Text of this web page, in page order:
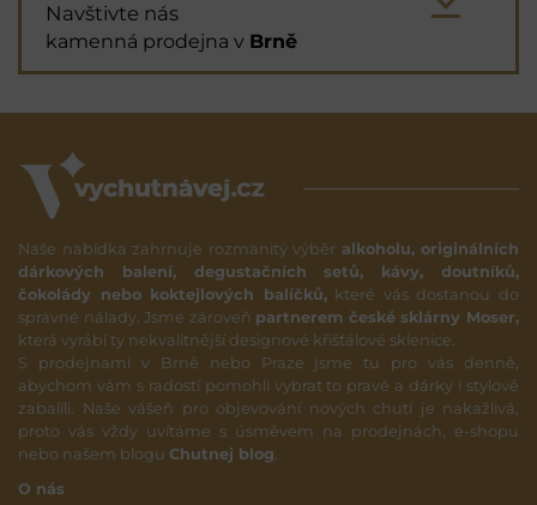
Navštivte nás
kamenná prodejna v Brně
Naše nabídka zahrnuje rozmanitý výběr alkoholu, originálních
dárkových balení, degustačních setů, kávy, doutníků,
čokolády nebo koktejlových balíčků,které vás dostanou do
správné nálady. Jsme zároveň partnerem české sklárny Moser,
která vyrábí ty nekvalitnější designové křišťálové sklenice.
S prodejnami v Brně nebo Praze jsme tu pro vás denně,
abychom vám s radostí pomohli vybrat to pravé a dárky i stylově
zabalili. Naše vášeň pro objevování nových chutí je nakažlivá,
proto vás vždy uvítáme s úsměvem na prodejnách, e-shopu
nebo našem blogu Chutnej blog.
O nás